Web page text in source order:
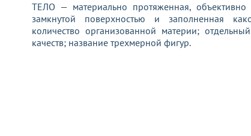
ТЕЛО — материально протяженная, объективно
замкнутой поверхностью и заполненная
количество организованной материи;
качеств; название трехмерной фигур.